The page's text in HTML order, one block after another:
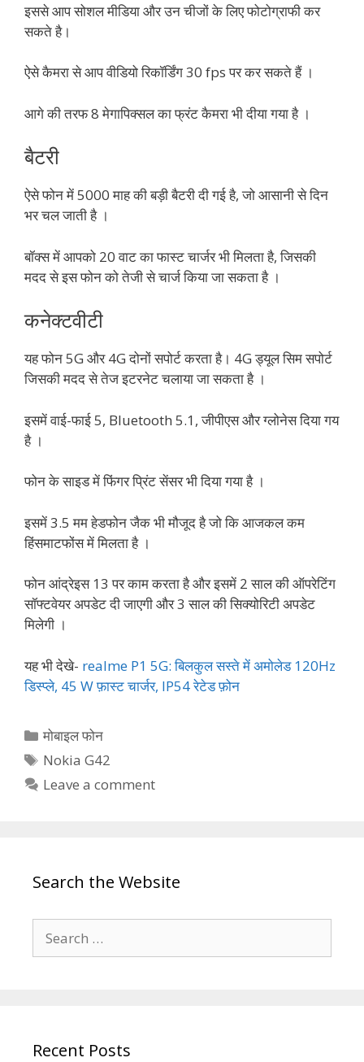
इससे आप सोशल मीडिया और उन चीजों के लिए फोटोग्राफी कर
सकते है।
ऐसे कैमरा से आप वीडियो रिकॉर्डिंग 30 fps पर कर सकते हैं ।
आगे की तरफ 8 मेगापिक्सल का फ्रंट कैमरा भी दीया गया है ।
बैटरी
ऐसे फोन में 5000 माह की बड़ी बैटरी दी गई है, जो आसानी से दिन
भर चल जाती है ।
बॉक्स में आपको 20 वाट का फास्ट चार्जर भी मिलता है, जिसकी
मदद से इस फोन को तेजी से चार्ज किया जा सकता है ।
कनेक्टवीटी
यह फोन 5G और 4G दोनों सपोर्ट करता है। 4G ड्यूल सिम सपोर्ट
जिसकी मदद से तेज इटरनेट चलाया जा सकता है ।
इसमें वाई-फाई 5, Bluetooth 5.1, जीपीएस और ग्लोनेस दिया गय
है ।
फोन के साइड में फिंगर प्रिंट सेंसर भी दिया गया है ।
इसमें 3.5 मम हेडफोन जैक भी मौजूद है जो कि आजकल कम
हिंसमाटफोंस में मिलता है ।
फोन आंद्रेइस 13 पर काम करता है और इसमें 2 साल की ऑपरेटिंग
सॉफ्टवेयर अपडेट दी जाएगी और 3 साल की सिक्योरिटी अपडेट
मिलेगी ।
यह भी देखे- realme P1 5G: बिलकुल सस्ते में अमोलेड 120Hz
डिस्प्ले, 45 W फ़ास्ट चार्जर, IP54 रेटेड फ़ोन
Categories
मोबाइल फोन
Tags
Nokia G42
Leave a comment
Search the Website
for:
Recent Posts